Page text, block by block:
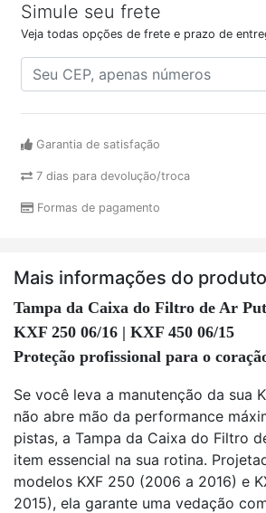
Simule seu frete
Veja todas opções de frete e prazo de
Garantia de satisfação
7 dias para devolução/troca
Formas de pagamento
Mais informações do produto
Tampa da Caixa do Filtro de Ar
KXF 250 06/16 | KXF 450 06/15
Proteção profissional para o
Se você leva a manutenção da sua
não abre mão da performance
pistas, a Tampa da Caixa do Filtro
item essencial na sua rotina.
modelos KXF 250 (2006 a 2016) e
2015), ela garante uma vedação